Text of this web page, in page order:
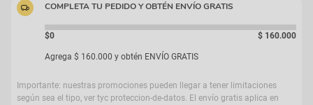
COMPLETA TU PEDIDO Y OBTÉN ENVÍO GRATIS
$0 $ 160.000
Agrega $ 160.000 y obtén ENVÍO GRATIS
Importante: nuestras promociones pueden llegar a tener limitaciones
según sea el tipo, ver tyc proteccion-de-datos. El envío gratis aplica en